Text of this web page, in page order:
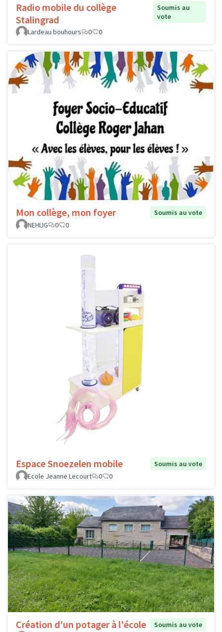
Radio mobile du collège
Stalingrad
Soumis au
vote
Lardeau bouhours
0 0
Mon collège, mon foyer
Soumis au vote
NEHLIG
0 0
Espace Snoezelen mobile
Soumis au vote
Ecole Jeanne Lecourt
0 0
Création d'un potager à l'école
Soumis au vote